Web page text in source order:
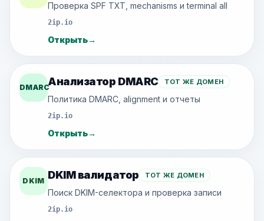
Проверка SPF TXT, mechanisms и terminal all
2ip.io
Открыть→
DMARCАнализатор DMARC ТОТ ЖЕ ДОМЕН
Политика DMARC, alignment и отчеты
2ip.io
Открыть→
DKIM DKIM валидатор ТОТ ЖЕ ДОМЕН
Поиск DKIM-селектора и проверка записи
2ip.io